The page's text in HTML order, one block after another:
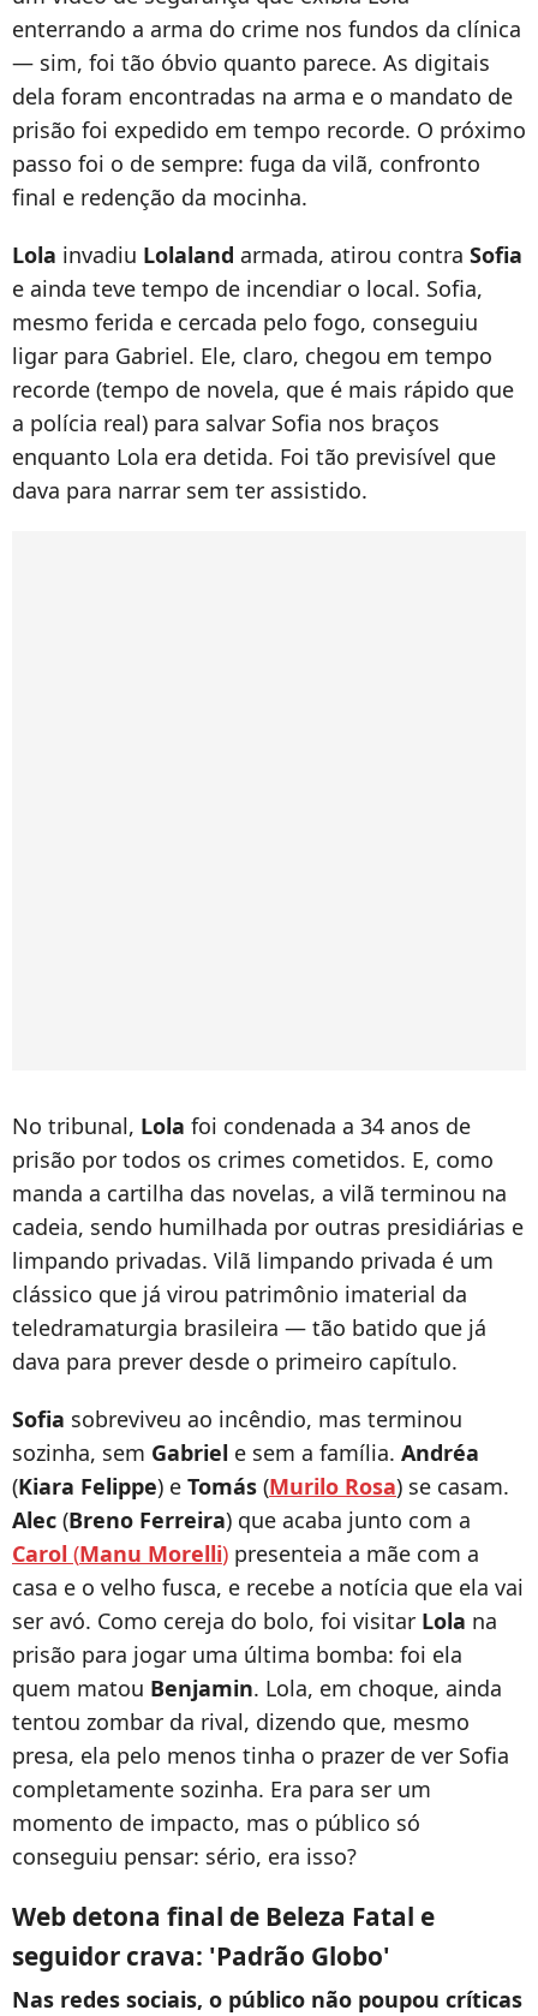
enterrando a arma do crime nos fundos da clínica
— sim, foi tão óbvio quanto parece. As digitais
dela foram encontradas na arma e o mandato de
prisão foi expedido em tempo recorde. O próximo
passo foi o de sempre: fuga da vilã, confronto
final e redenção da mocinha.
Lola invadiu Lolaland armada, atirou contra Sofia
e ainda teve tempo de incendiar o local. Sofia,
mesmo ferida e cercada pelo fogo, conseguiu
ligar para Gabriel. Ele, claro, chegou em tempo
recorde (tempo de novela, que é mais rápido que
a polícia real) para salvar Sofia nos braços
enquanto Lola era detida. Foi tão previsível que
dava para narrar sem ter assistido.
No tribunal, Lola foi condenada a 34 anos de
prisão por todos os crimes cometidos. E, como
manda a cartilha das novelas, a vilã terminou na
cadeia, sendo humilhada por outras presidiárias e
limpando privadas. Vilã limpando privada é um
clássico que já virou patrimônio imaterial da
teledramaturgia brasileira — tão batido que já
dava para prever desde o primeiro capítulo.
Sofia sobreviveu ao incêndio, mas terminou
sozinha, sem Gabriel e sem a família. Andréa
(Kiara Felippe) e Tomás (Murilo Rosa) se casam.
Alec (Breno Ferreira) que acaba junto com a
Carol (Manu Morelli) presenteia a mãe com a
casa e o velho fusca, e recebe a notícia que ela vai
ser avó. Como cereja do bolo, foi visitar Lola na
prisão para jogar uma última bomba: foi ela
quem matou Benjamin. Lola, em choque, ainda
tentou zombar da rival, dizendo que, mesmo
presa, ela pelo menos tinha o prazer de ver Sofia
completamente sozinha. Era para ser um
momento de impacto, mas o público só
conseguiu pensar: sério, era isso?
Web detona final de Beleza Fatal e
seguidor crava: 'Padrão Globo'
Nas redes sociais, o público não poupou críticas